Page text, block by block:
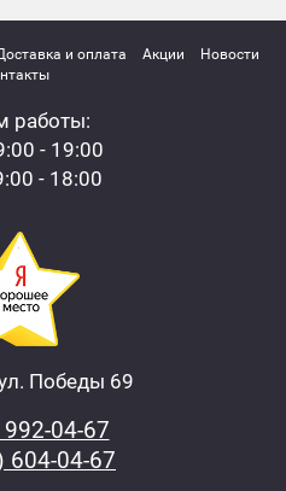
и оплата Акции
Новости
работы:
- 19:00
- 18:00
Победы 69
04-67
604-04-67